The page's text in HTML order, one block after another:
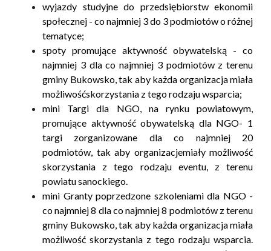
wyjazdy studyjne do przedsiębiorstw ekonomii
społecznej - co najmniej 3 do 3 podmiotów o różnej
tematyce;
spoty promujące aktywność obywatelską - co
najmniej 3 dla co najmniej 3 podmiotów z terenu
gminy Bukowsko, tak aby każda organizacja miała
możliwośćskorzystania z tego rodzaju wsparcia;
mini Targi dla NGO, na rynku powiatowym,
promujące aktywność obywatelską dla NGO- 1
targi zorganizowane dla co najmniej 20
podmiotów, tak aby organizacjemiały możliwość
skorzystania z tego rodzaju eventu, z terenu
powiatu sanockiego.
mini Granty poprzedzone szkoleniami dla NGO -
co najmniej 8 dla co najmniej 8 podmiotów z terenu
gminy Bukowsko, tak aby każda organizacja miała
możliwość skorzystania z tego rodzaju wsparcia.